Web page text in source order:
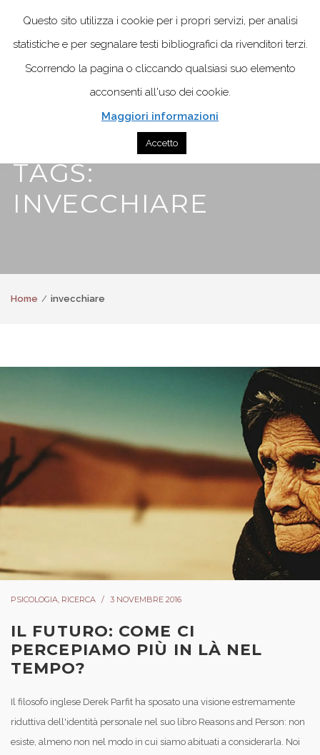
TAGS:
INVECCHIARE
Home invecchiare
PSICOLOGIA RICERCA 3 NOVEMBRE 2016
IL FUTURO: COME CI
PERCEPIAMO PIÙ IN LÀ NEL
TEMPO?
Il filosofo inglese Derek Parfit ha sposato una visione estremamente
riduttiva dell'identità personale nel suo libro Reasons and Person: non
esiste, almeno non nel modo in cui siamo abituati a considerarla. Noi
Questo sito utilizza i cookie per i propri servizi, per analisi
statistiche e per segnalare testi bibliografici da rivenditori terzi.
Scorrendo la pagina o cliccando qualsiasi suo elemento
acconsenti all'uso dei cookie.
Maggiori informazioni
Accetto